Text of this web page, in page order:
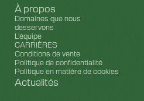
À propos
Domaines que nous
desservons
L'équipe
CARRIÈRES
Conditions de vente
Politique de confidentialité
Politique en matière de cookies
Actualités